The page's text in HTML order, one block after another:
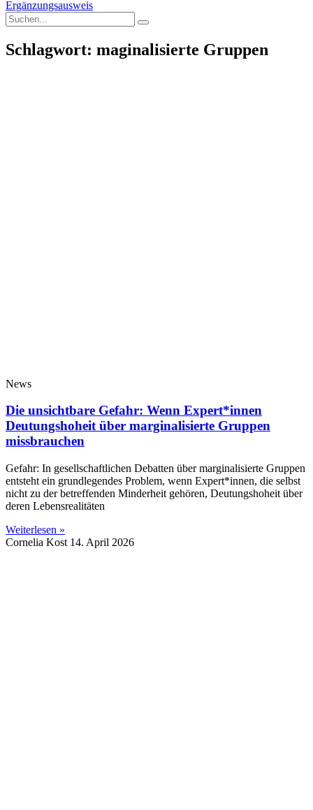
Ergänzungsausweis
Schlagwort: maginalisierte Gruppen
News
Die unsichtbare Gefahr: Wenn Expert*innen
Deutungshoheit über marginalisierte Gruppen
missbrauchen
Gefahr: In gesellschaftlichen Debatten über marginalisierte Gruppen
entsteht ein grundlegendes Problem, wenn Expert*innen, die selbst
nicht zu der betreffenden Minderheit gehören, Deutungshoheit über
deren Lebensrealitäten
Weiterlesen »
Cornelia Kost 14. April 2026